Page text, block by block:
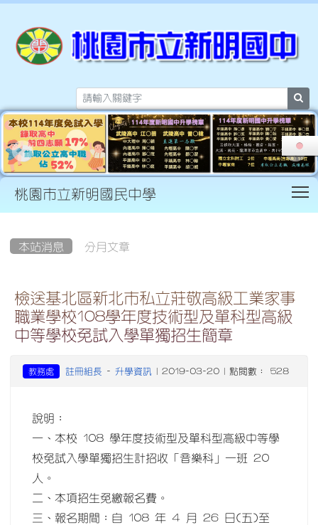
桃園市立新明國民中學
本站消息 分月文章
檢送基北區新北市私立莊敬高級工業家事
職業學校108學年度技術型及單科型高級
中等學校免試入學單獨招生簡章
教務處 註冊組長 - 升學資訊| 2019-03-20 | 點閱數： 528
說明：
一、本校 108 學年度技術型及單科型高級中等學
校免試入學單獨招生計招收「音樂科」一班 20
人。
二、本項招生免繳報名費。
三、報名期間：自 108 年 4 月 26 日(五)至